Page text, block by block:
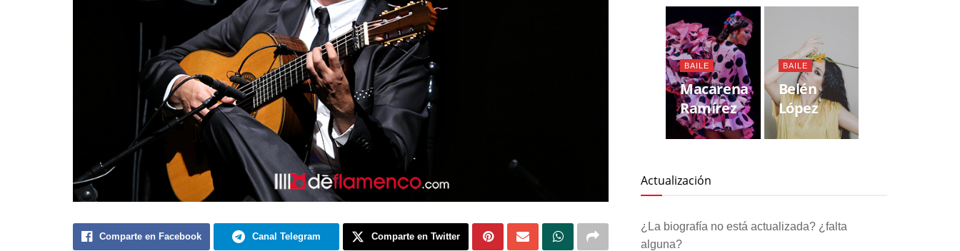
Comparte en Facebook Canal Telegram Comparte en Twitter
BAILE
Macarena
Ramírez
BAILE
Belén
López
Actualización
¿La biografía no está actualizada? ¿falta
alguna?